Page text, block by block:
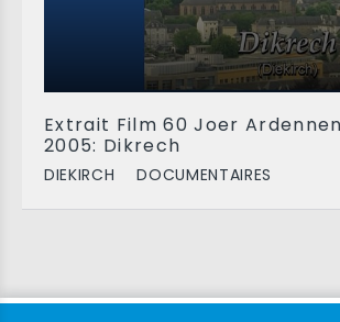
Extrait Film 60 Joer
2005: Dikrech
DIEKIRCH DOCUMENTAIRES